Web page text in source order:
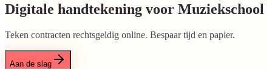
Digitale handtekening voor Muziekschool
Teken contracten rechtsgeldig online. Bespaar tijd en papier.
Aan de slag